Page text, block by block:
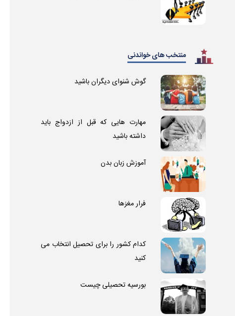
منتخب های خواندنی
گوش شنوای دیگران باشید
مهارت هایی که قبل از ازدواج باید
داشته باشید
آموزش زبان بدن
فرار مغزها
کدام کشور را برای تحصیل انتخاب می
کنید
بورسیه تحصیلی چیست